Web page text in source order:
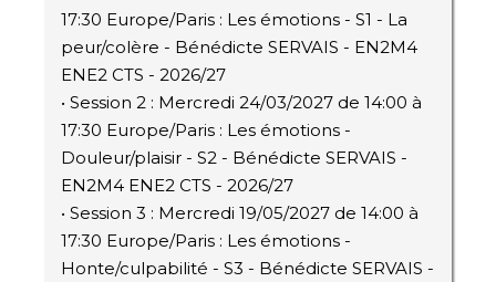
17:30 Europe/Paris : Les émotions - S1 - La
peur/colère - Bénédicte SERVAIS - EN2M4
ENE2 CTS - 2026/27
• Session 2 : Mercredi 24/03/2027 de 14:00 à
17:30 Europe/Paris : Les émotions -
Douleur/plaisir - S2 - Bénédicte SERVAIS -
EN2M4 ENE2 CTS - 2026/27
• Session 3 : Mercredi 19/05/2027 de 14:00 à
17:30 Europe/Paris : Les émotions -
Honte/culpabilité - S3 - Bénédicte SERVAIS -